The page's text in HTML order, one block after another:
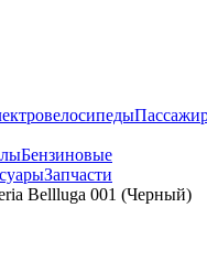
Бензиновые
Запчасти
Bellluga 001 (Черный)